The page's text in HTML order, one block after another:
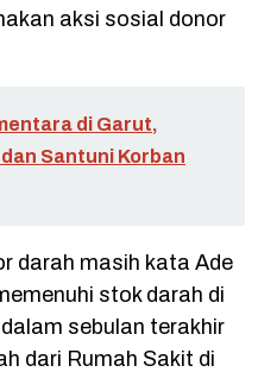
aksi sosial donor
di Garut,
Santuni Korban
darah masih kata Ade
stok darah di
sebulan terakhir
dari Rumah Sakit di